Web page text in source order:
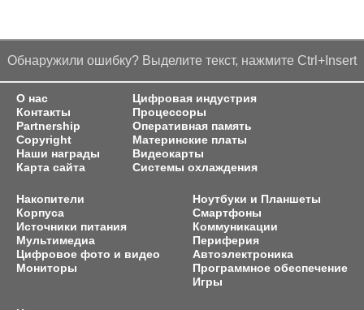
Обнаружили ошибку? Выделите текст, нажмите Ctrl+Insert
О нас
Контакты
Partnership
Copyright
Наши награды
Карта сайта
Цифровая индустрия
Процессоры
Оперативная память
Материнские платы
Видеокарты
Системы охлаждения
Накопители
Корпуса
Источники питания
Мультимедиа
Цифровое фото и видео
Мониторы
Ноутбуки и Планшеты
Смартфоны
Коммуникации
Периферия
Автоэлектроника
Программное обеспечение
Игры